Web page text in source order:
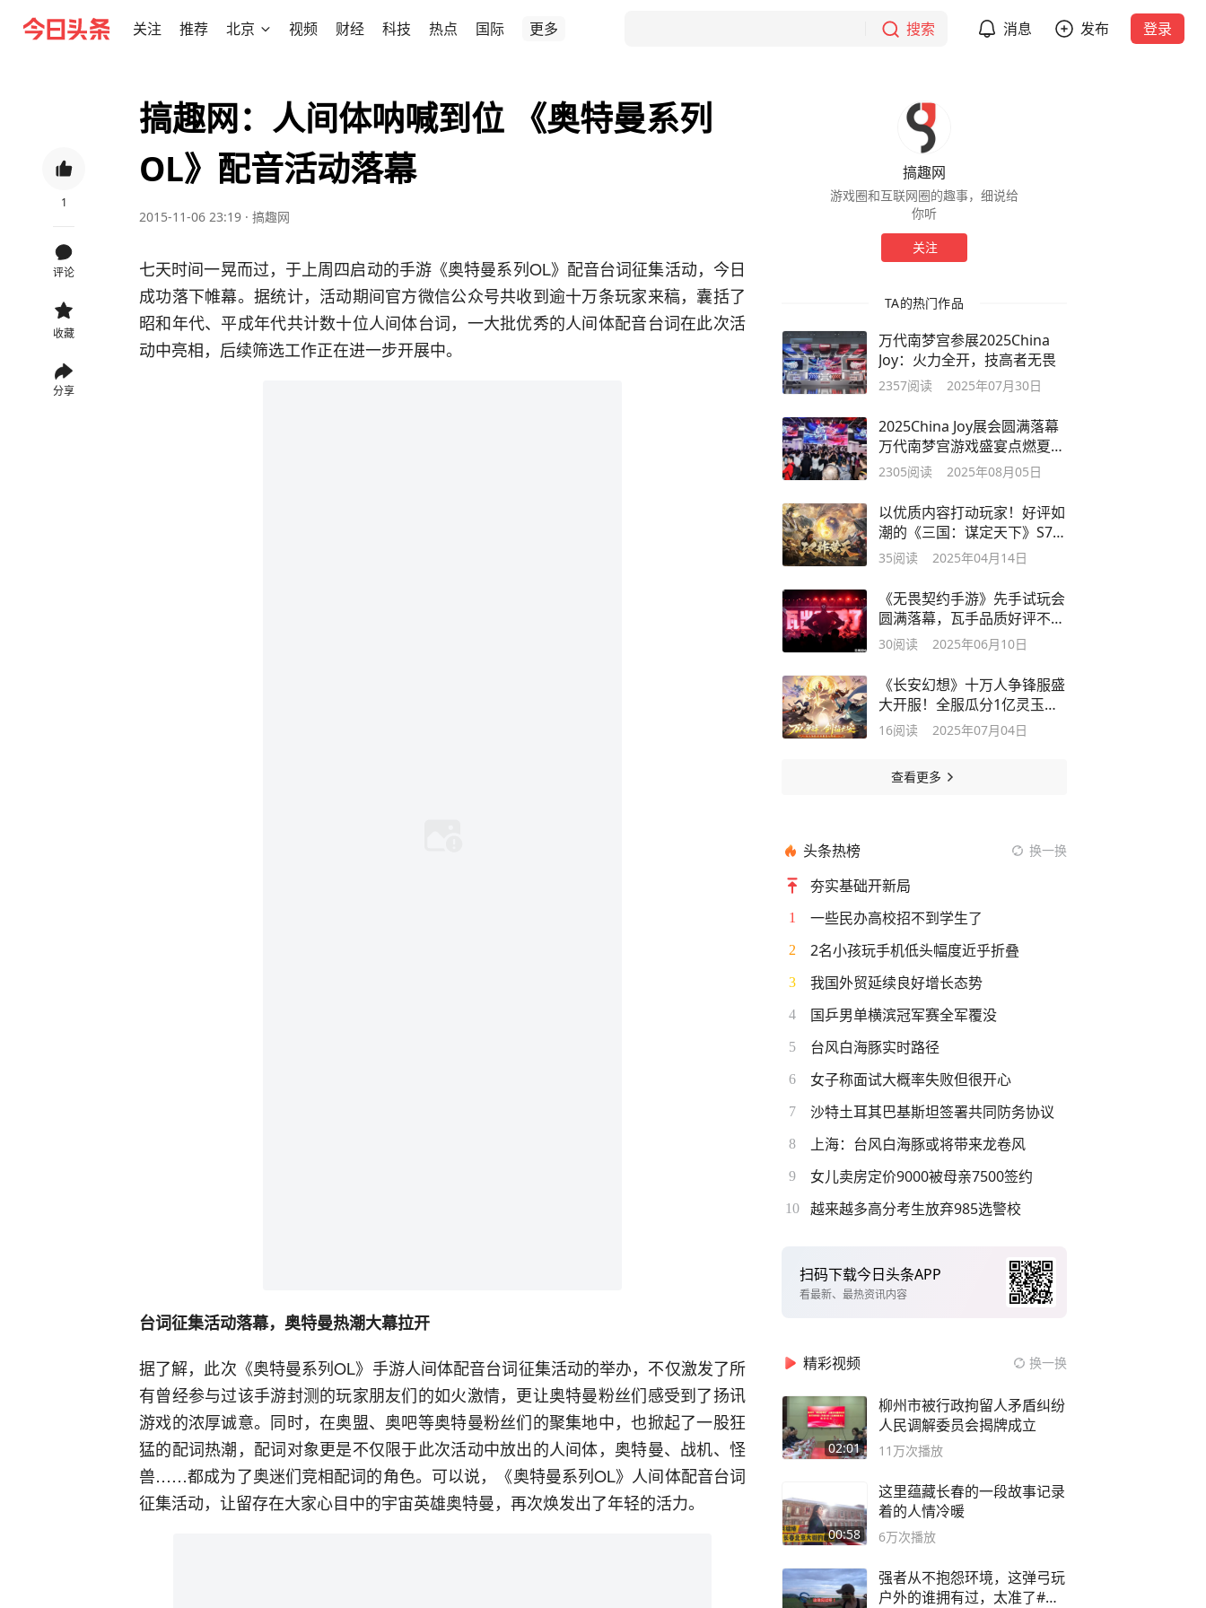
关注 推荐 北京 视频 财经 科技 热点 国际 更多 搜索 消息 发布 登录
1
评论
收藏
分享
搞趣网：人间体呐喊到位 《奥特曼系列
OL》配音活动落幕
2015-11-06 23:19 · 搞趣网
七天时间一晃而过，于上周四启动的手游《奥特曼系列OL》配音台词征集活动，今日
成功落下帷幕。据统计，活动期间官方微信公众号共收到逾十万条玩家来稿，囊括了
昭和年代、平成年代共计数十位人间体台词，一大批优秀的人间体配音台词在此次活
动中亮相，后续筛选工作正在进一步开展中。
台词征集活动落幕，奥特曼热潮大幕拉开
据了解，此次《奥特曼系列OL》手游人间体配音台词征集活动的举办，不仅激发了所
有曾经参与过该手游封测的玩家朋友们的如火激情，更让奥特曼粉丝们感受到了扬讯
游戏的浓厚诚意。同时，在奥盟、奥吧等奥特曼粉丝们的聚集地中，也掀起了一股狂
猛的配词热潮，配词对象更是不仅限于此次活动中放出的人间体，奥特曼、战机、怪
兽……都成为了奥迷们竞相配词的角色。可以说，《奥特曼系列OL》人间体配音台词
征集活动，让留存在大家心目中的宇宙英雄奥特曼，再次焕发出了年轻的活力。
搞趣网
游戏圈和互联网圈的趣事，细说给
你听
关注
TA的热门作品
万代南梦宫参展2025China
Joy：火力全开，技高者无畏
2357阅读 2025年07月30日
2025China Joy展会圆满落幕
万代南梦宫游戏盛宴点燃夏日
激情
2305阅读 2025年08月05日
以优质内容打动玩家！好评如
潮的《三国：谋定天下》S7赛
季已上线
35阅读 2025年04月14日
《无畏契约手游》先手试玩会
圆满落幕，瓦手品质好评不
断！
30阅读 2025年06月10日
《长安幻想》十万人争锋服盛
大开服！全服瓜分1亿灵玉，
热血开战
16阅读 2025年07月04日
查看更多
头条热榜 换一换
夯实基础开新局
1 一些民办高校招不到学生了
2 2名小孩玩手机低头幅度近乎折叠
3 我国外贸延续良好增长态势
4 国乒男单横滨冠军赛全军覆没
5 台风白海豚实时路径
6 女子称面试大概率失败但很开心
7 沙特土耳其巴基斯坦签署共同防务协议
8 上海：台风白海豚或将带来龙卷风
9 女儿卖房定价9000被母亲7500签约
10 越来越多高分考生放弃985选警校
扫码下载今日头条APP
看最新、最热资讯内容
精彩视频 换一换
02:01
柳州市被行政拘留人矛盾纠纷
人民调解委员会揭牌成立
11万次播放
00:58
这里蕴藏长春的一段故事记录
着的人情冷暖
6万次播放
强者从不抱怨环境，这弹弓玩
户外的谁拥有过，太准了#弹